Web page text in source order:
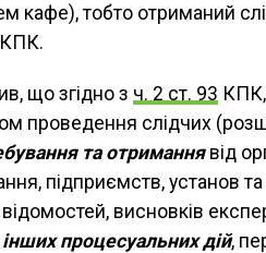
кафе), тобто отриманий
що згідно з ч. 2 ст. 93 КПК,
проведення слідчих
та отриманнявід
підприємств, установ та
висновків
процесуальних дій,